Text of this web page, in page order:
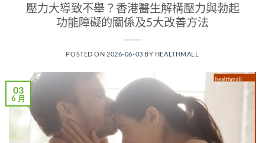
壓力大導致不舉？香港醫生解構壓力與勃起
功能障礙的關係及5大改善方法
POSTED ON 2026-06-03 BY HEALTHMALL
03
6 月